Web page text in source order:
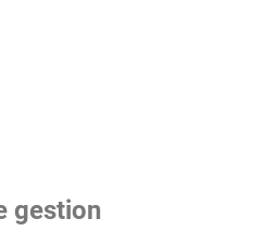
gestion